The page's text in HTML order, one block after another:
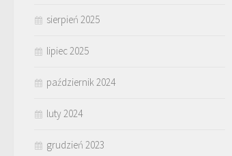
sierpień 2025
lipiec 2025
październik 2024
luty 2024
grudzień 2023